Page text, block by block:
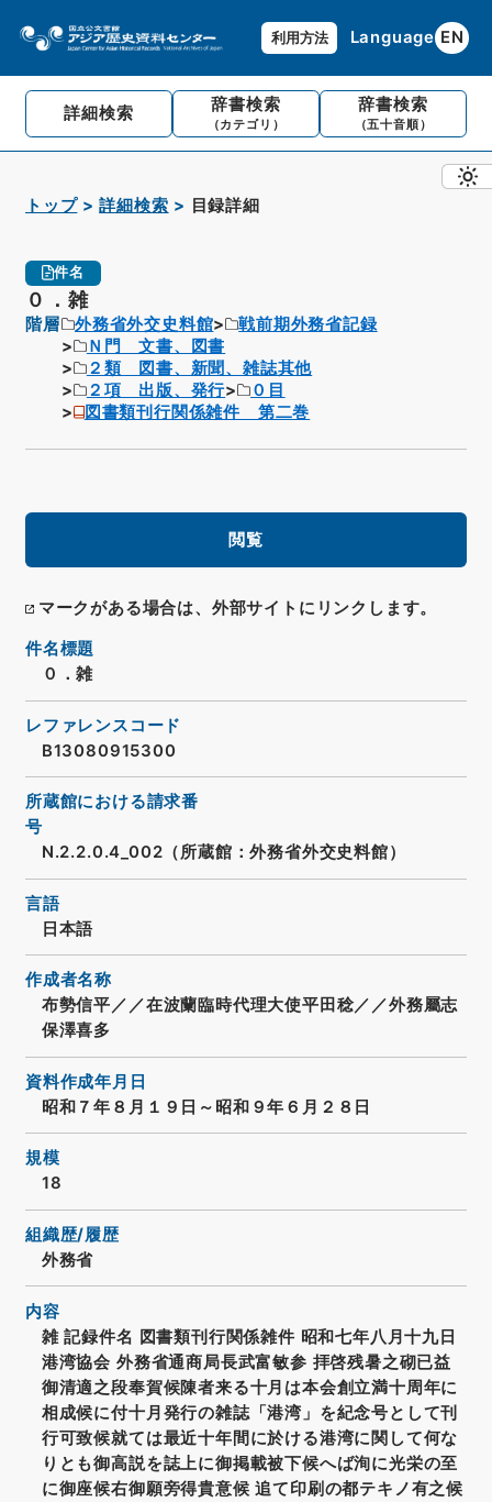
利用方法 Language EN
詳細検索 辞書検索
（カテゴリ）
辞書検索
（五十音順）
トップ 詳細検索 目録詳細
件名
０．雑
階層 外務省外交史料館
戦前期外務省記録
Ｎ門 文書、図書
２類 図書、新聞、雑誌其他
２項 出版、発行
０目
図書類刊行関係雑件 第二巻
閲覧
マークがある場合は、外部サイトにリンクします。
件名標題
０．雑
レファレンスコード
B13080915300
所蔵館における請求番
号
N.2.2.0.4_002（所蔵館：外務省外交史料館）
言語
日本語
作成者名称
布勢信平／／在波蘭臨時代理大使平田稔／／外務屬志
保澤喜多
資料作成年月日
昭和７年８月１９日～昭和９年６月２８日
規模
18
組織歴/履歴
外務省
内容
雑 記録件名 図書類刊行関係雑件 昭和七年八月十九日
港湾協会 外務省通商局長武富敏参 拝啓残暑之砌已益
御清適之段奉賀候陳者来る十月は本会創立満十周年に
相成候に付十月発行の雑誌「港湾」を紀念号として刊
行可致候就ては最近十年間に於ける港湾に関して何な
りとも御高説を誌上に御掲載被下候へば洵に光栄の至
に御座候右御願旁得貴意候 追て印刷の都テキノ有之候